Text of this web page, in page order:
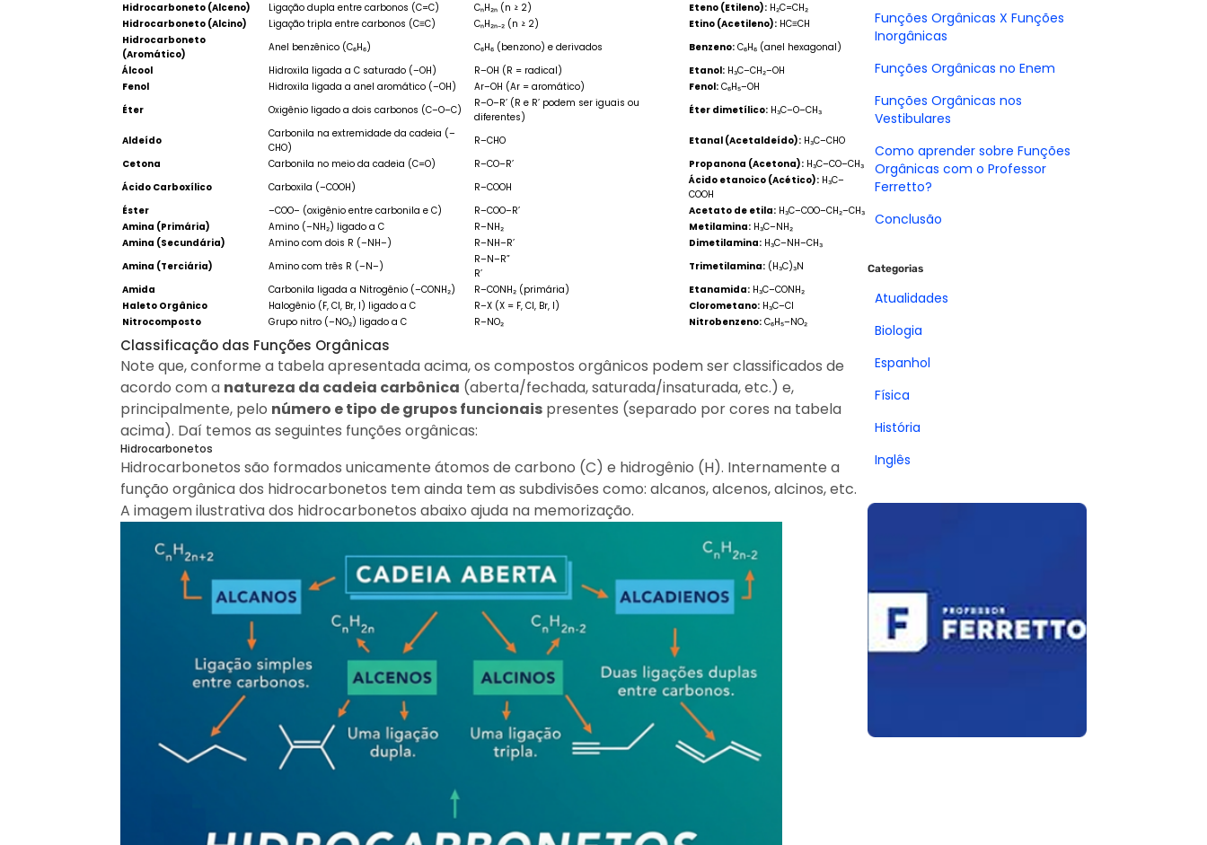
Hidrocarboneto (Alceno)
Ligação dupla entre carbonos (C=C) CₙH₂ₙ (n ≥ 2) Eteno (Etileno): H₂C=CH₂
Hidrocarboneto (Alcino)
Ligação tripla entre carbonos (C≡C) CₙH₂ₙ₋₂ (n ≥ 2) Etino (Acetileno): HC≡CH
Hidrocarboneto
(Aromático)
Anel benzênico (C₆H₆) C₆H₆ (benzono) e derivados Benzeno: C₆H₆ (anel hexagonal)
Álcool
Hidroxila ligada a C saturado (–OH) R–OH (R = radical) Etanol: H₃C–CH₂–OH
Fenol
Hidroxila ligada a anel aromático (–OH) Ar–OH (Ar = aromático) Fenol: C₆H₅–OH
Éter
Oxigênio ligado a dois carbonos (C–O–C)
R–O–R’ (R e R’ podem ser iguais ou
diferentes)
Éter dimetílico: H₃C–O–CH₃
Aldeído
Carbonila na extremidade da cadeia (–
CHO)
R–CHO Etanal (Acetaldeído): H₃C–CHO
Cetona
Carbonila no meio da cadeia (C=O) R–CO–R’ Propanona (Acetona): H₃C–CO–CH₃
Ácido Carboxílico
Carboxila (–COOH) R–COOH
Ácido etanoico (Acético): H₃C–
COOH
Éster
–COO– (oxigênio entre carbonila e C) R–COO–R’ Acetato de etila: H₃C–COO–CH₂–CH₃
Amina (Primária)
Amino (–NH₂) ligado a C R–NH₂ Metilamina: H₃C–NH₂
Amina (Secundária)
Amino com dois R (–NH–) R–NH–R’ Dimetilamina: H₃C–NH–CH₃
Amina (Terciária)
Amino com três R (–N–)
R–N–R”
R’
Trimetilamina: (H₃C)₃N
Amida
Carbonila ligada a Nitrogênio (–CONH₂) R–CONH₂ (primária) Etanamida: H₃C–CONH₂
Haleto Orgânico
Halogênio (F, Cl, Br, I) ligado a C R–X (X = F, Cl, Br, I) Clorometano: H₃C–Cl
Nitrocomposto
Grupo nitro (–NO₂) ligado a C R–NO₂ Nitrobenzeno: C₆H₅–NO₂
Classificação das Funções Orgânicas
Note que, conforme a tabela apresentada acima, os compostos orgânicos podem ser classificados de
acordo com a natureza da cadeia carbônica (aberta/fechada, saturada/insaturada, etc.) e,
principalmente, pelo número e tipo de grupos funcionais presentes (separado por cores na tabela
acima). Daí temos as seguintes funções orgânicas:
Hidrocarbonetos
Hidrocarbonetos são formados unicamente átomos de carbono (C) e hidrogênio (H). Internamente a
função orgânica dos hidrocarbonetos tem ainda tem as subdivisões como: alcanos, alcenos, alcinos, etc.
A imagem ilustrativa dos hidrocarbonetos abaixo ajuda na memorização.
Funções Orgânicas X Funções
Inorgânicas
Funções Orgânicas no Enem
Funções Orgânicas nos
Vestibulares
Como aprender sobre Funções
Orgânicas com o Professor
Ferretto?
Conclusão
Categorias
Atualidades
Biologia
Espanhol
Física
História
Inglês